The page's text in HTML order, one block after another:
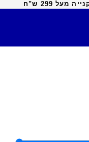
299 ש"ח